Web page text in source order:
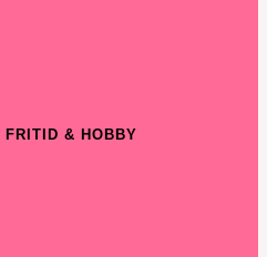
FRITID & HOBBY